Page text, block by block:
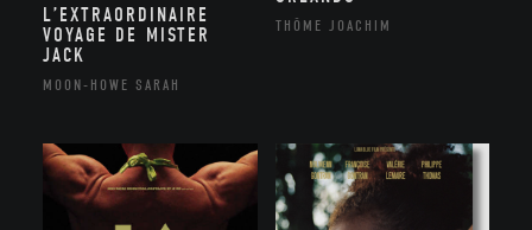
L’EXTRAORDINAIRE
VOYAGE DE MISTER
JACK
MOON-HOWE SARAH
THÔME JOACHIM